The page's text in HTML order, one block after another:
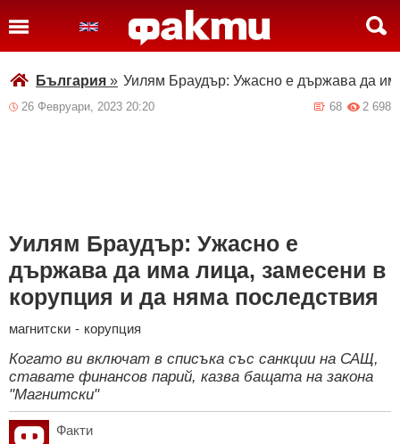
България » Уилям Браудър: Ужасно е държава да
26 Февруари, 2023 20:20 2 698
68
Уилям Браудър: Ужасно е
държава да има лица, замесени в
корупция и да няма последствия
магнитски - корупция
Когато ви включат в списъка със санкции на САЩ,
ставате финансов парий, казва бащата на закона
"Магнитски"
Факти